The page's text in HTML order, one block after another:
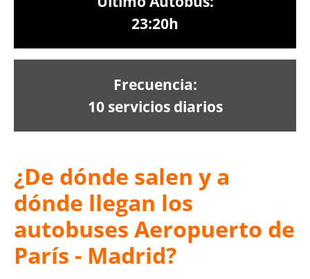
23:20h
Frecuencia:
10 servicios diarios
¿De dónde salen y a
dónde llegan los
autobuses Aeropuerto de
París - Madrid?